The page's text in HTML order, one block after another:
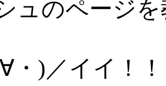
ュのページ
・)／イイ！！